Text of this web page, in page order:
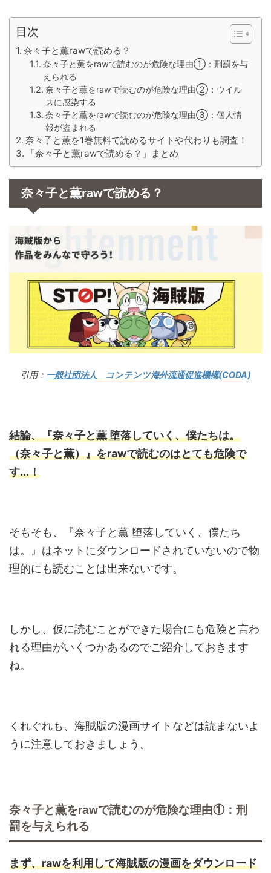
目次
奈々子と薫rawで読める？
奈々子と薫をrawで読むのが危険な理由①：刑罰を与
えられる
奈々子と薫をrawで読むのが危険な理由②：ウイル
スに感染する
奈々子と薫をrawで読むのが危険な理由③：個人情
報が盗まれる
奈々子と薫を1巻無料で読めるサイトや代わりも調査！
「奈々子と薫rawで読める？」まとめ
奈々子と薫rawで読める？
引用： 一般社団法人 コンテンツ海外流通促進機構(CODA)
結論、『奈々子と薫 堕落していく、僕たちは。
（奈々子と薫）』をrawで読むのはとても危険で
す...！
そもそも、『奈々子と薫 堕落していく、僕たち
は。』はネットにダウンロードされていないので物
理的にも読むことは出来ないです。
しかし、仮に読むことができた場合にも危険と言わ
れる理由がいくつかあるのでご紹介しておきます
ね。
くれぐれも、海賊版の漫画サイトなどは読まないよ
うに注意しておきましょう。
奈々子と薫をrawで読むのが危険な理由①：刑
罰を与えられる
まず、rawを利用して海賊版の漫画をダウンロード